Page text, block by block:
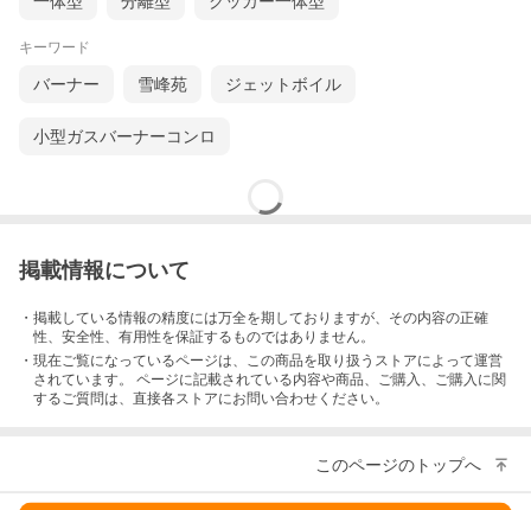
キーワード
バーナー 雪峰苑 ジェットボイル
小型ガスバーナーコンロ
掲載情報について
・掲載している情報の精度には万全を期しておりますが、その内容の正確
性、安全性、有用性を保証するものではありません。
・現在ご覧になっているページは、この商品を取り扱うストアによって運営
されています。 ページに記載されている内容や商品、ご購入 、ご購入に関
するご質問は、直接各ストアにお問い合わせください。
このページのトップへ